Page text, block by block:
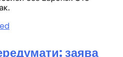
заява